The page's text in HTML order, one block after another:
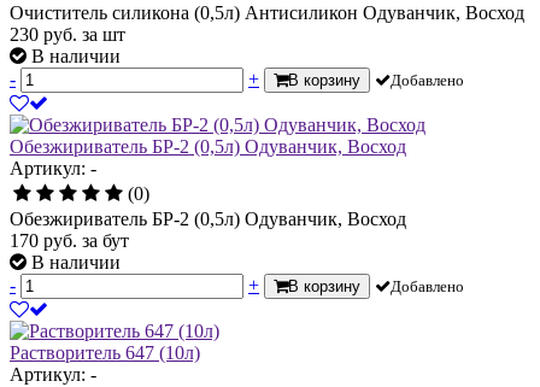
Очиститель силикона (0,5л) Антисиликон Одуванчик, Восход
230 руб. за шт
В наличии
-
+ В корзину Добавлено
Обезжириватель БР-2 (0,5л) Одуванчик, Восход
Артикул: -
(0)
Обезжириватель БР-2 (0,5л) Одуванчик, Восход
170 руб. за бут
В наличии
-
+ В корзину Добавлено
Растворитель 647 (10л)
Артикул: -